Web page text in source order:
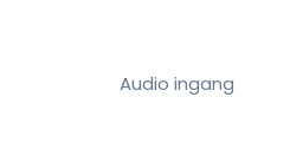
Audio ingang